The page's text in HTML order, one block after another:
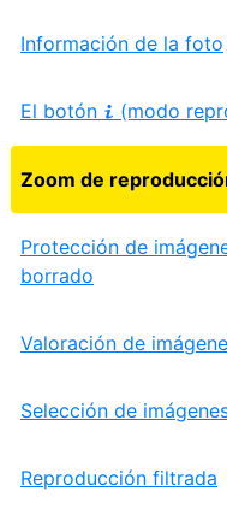
Información de la foto
El botón i (modo
Zoom de
Protección de
borrado
Valoración de
Selección de
Reproducción filtrada